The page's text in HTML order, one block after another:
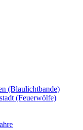
(Blaulichtbande)
(Feuerwölfe)